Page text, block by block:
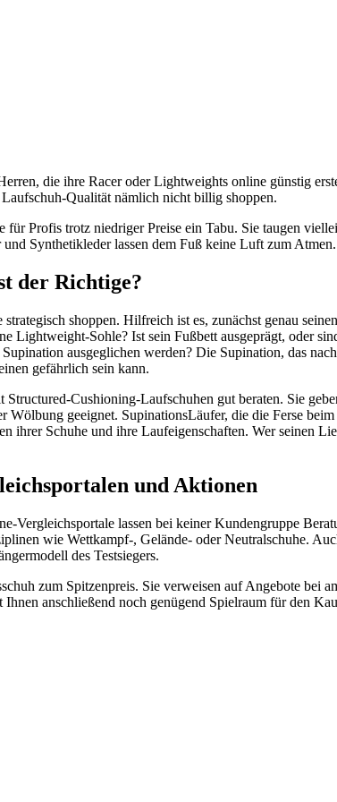
die ihre Racer oder Lightweights online günstig
Qualität nämlich nicht billig shoppen.
für Profis trotz niedriger Preise ein Tabu. Sie taugen
Synthetikleder lassen dem Fuß keine Luft zum
der Richtige?
shoppen. Hilfreich ist es, zunächst genau
Lightweight-Sohle? Ist sein Fußbett ausgeprägt, oder
ausgeglichen werden? Die Supination, das
gefährlich sein kann.
Cushioning-Laufschuhen gut beraten. Sie
geeignet. SupinationsLäufer, die die Ferse
ihrer Schuhe und ihre Laufeigenschaften. Wer seinen
und Aktionen
lassen bei keiner Kundengruppe
wie Wettkampf-, Gelände- oder Neutralschuhe.
des Testsiegers.
zum Spitzenpreis. Sie verweisen auf Angebote bei
anschließend noch genügend Spielraum für den